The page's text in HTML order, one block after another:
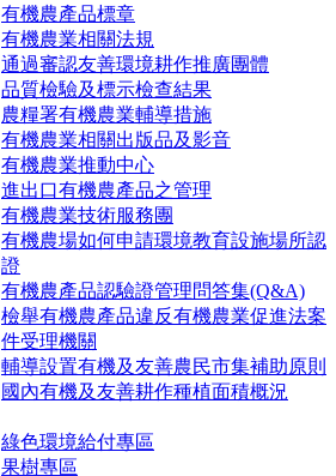
有機農產品標章
有機農業相關法規
通過審認友善環境耕作推廣團體
品質檢驗及標示檢查結果
農糧署有機農業輔導措施
有機農業相關出版品及影音
有機農業推動中心
進出口有機農產品之管理
有機農業技術服務團
有機農場如何申請環境教育設施場所認
證
有機農產品認驗證管理問答集(Q&A)
檢舉有機農產品違反有機農業促進法案
件受理機關
輔導設置有機及友善農民市集補助原則
國內有機及友善耕作種植面積概況
綠色環境給付專區
果樹專區